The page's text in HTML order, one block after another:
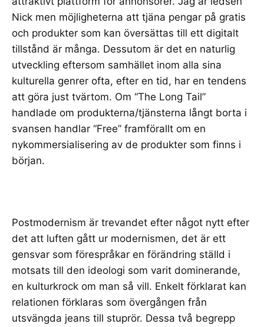
Nick men möjligheterna att tjäna pengar på gratis
och produkter som kan översättas till ett digitalt
tillstånd är många. Dessutom är det en naturlig
utveckling eftersom samhället inom alla sina
kulturella genrer ofta, efter en tid, har en tendens
att göra just tvärtom. Om “The Long Tail”
handlade om produkterna/tjänsterna långt borta i
svansen handlar “Free” framförallt om en
nykommersialisering av de produkter som finns i
början.
Postmodernism är trevandet efter något nytt efter
det att luften gått ur modernismen, det är ett
gensvar som förespråkar en förändring ställd i
motsats till den ideologi som varit dominerande,
en kulturkrock om man så vill. Enkelt förklarat kan
relationen förklaras som övergången från
utsvängda jeans till stuprör. Dessa två begrepp